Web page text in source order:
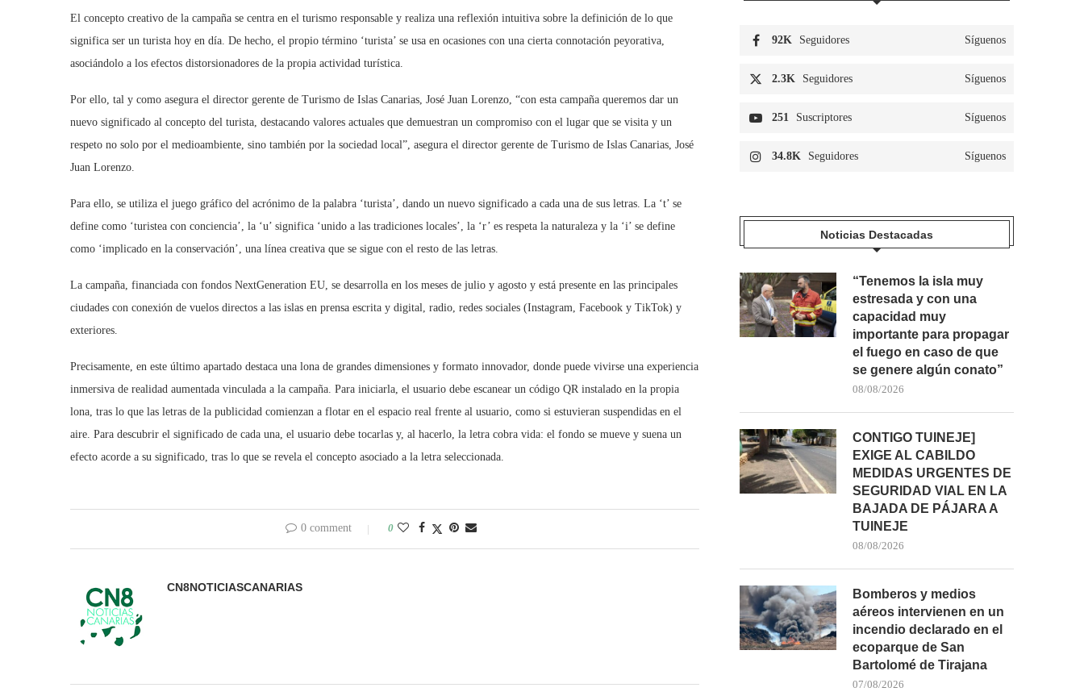
El concepto creativo de la campaña se centra en el turismo responsable y realiza una reflexión intuitiva sobre la definición de lo que
significa ser un turista hoy en día. De hecho, el propio término ‘turista’ se usa en ocasiones con una cierta connotación peyorativa,
asociándolo a los efectos distorsionadores de la propia actividad turística.
Por ello, tal y como asegura el director gerente de Turismo de Islas Canarias, José Juan Lorenzo, “con esta campaña queremos dar un
nuevo significado al concepto del turista, destacando valores actuales que demuestran un compromiso con el lugar que se visita y un
respeto no solo por el medioambiente, sino también por la sociedad local”, asegura el director gerente de Turismo de Islas Canarias, José
Juan Lorenzo.
Para ello, se utiliza el juego gráfico del acrónimo de la palabra ‘turista’, dando un nuevo significado a cada una de sus letras. La ‘t’ se
define como ‘turistea con conciencia’, la ‘u’ significa ‘unido a las tradiciones locales’, la ‘r’ es respeta la naturaleza y la ‘i’ se define
como ‘implicado en la conservación’, una línea creativa que se sigue con el resto de las letras.
La campaña, financiada con fondos NextGeneration EU, se desarrolla en los meses de julio y agosto y está presente en las principales
ciudades con conexión de vuelos directos a las islas en prensa escrita y digital, radio, redes sociales (Instagram, Facebook y TikTok) y
exteriores.
Precisamente, en este último apartado destaca una lona de grandes dimensiones y formato innovador, donde puede vivirse una experiencia
inmersiva de realidad aumentada vinculada a la campaña. Para iniciarla, el usuario debe escanear un código QR instalado en la propia
lona, tras lo que las letras de la publicidad comienzan a flotar en el espacio real frente al usuario, como si estuvieran suspendidas en el
aire. Para descubrir el significado de cada una, el usuario debe tocarlas y, al hacerlo, la letra cobra vida: el fondo se mueve y suena un
efecto acorde a su significado, tras lo que se revela el concepto asociado a la letra seleccionada.
0 comment 0
CN8NOTICIASCANARIAS
92K Seguidores Síguenos
2.3K Seguidores Síguenos
251 Suscriptores Síguenos
34.8K Seguidores Síguenos
Noticias Destacadas
“Tenemos la isla muy
estresada y con una
capacidad muy
importante para propagar
el fuego en caso de que
se genere algún conato”
08/08/2026
CONTIGO TUINEJE]
EXIGE AL CABILDO
MEDIDAS URGENTES DE
SEGURIDAD VIAL EN LA
BAJADA DE PÁJARA A
TUINEJE
08/08/2026
Bomberos y medios
aéreos intervienen en un
incendio declarado en el
ecoparque de San
Bartolomé de Tirajana
07/08/2026